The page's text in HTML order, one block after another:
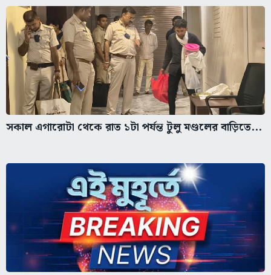
সকাল এগারোটা থেকে রাত ১টা পর্যন্ত টুলু মণ্ডলের বাড়িতে...